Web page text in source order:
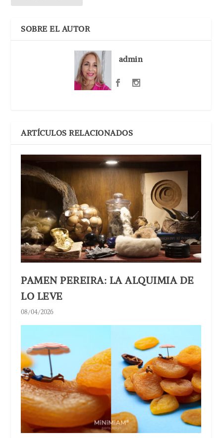
SOBRE EL AUTOR
admin
ARTÍCULOS RELACIONADOS
PAMEN PEREIRA: LA ALQUIMIA DE
LO LEVE
08/04/2026